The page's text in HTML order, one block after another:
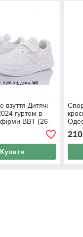
взуття Дитячі
гуртом в
фірми BBT (26-
Купити
31)
210